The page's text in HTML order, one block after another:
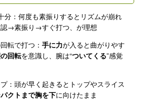
分：何度も素振りするとリズムが崩れ
→素振り→すぐ打つ、が理想
転で打つ：手に力が入ると曲がりやす
回転を意識し、腕は“ついてくる”感覚
：頭が早く起きるとトップやスライス
クトまで胸を下に向けたまま